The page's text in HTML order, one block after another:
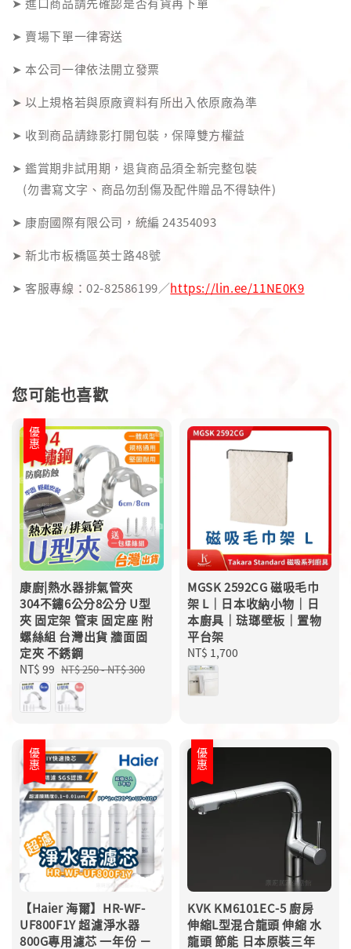
➤ 賣場下單一律寄送
➤ 本公司一律依法開立發票
➤ 以上規格若與原廠資料有所出入依原廠為準
➤ 收到商品請錄影打開包裝，保障雙方權益
➤ 鑑賞期非試用期，退貨商品須全新完整包裝
(勿書寫文字、商品勿刮傷及配件贈品不得缺件)
➤ 康廚國際有限公司，統編 24354093
➤ 新北市板橋區英士路48號
➤ 客服專線：02-82586199／https://lin.ee/11NE0K9
您可能也喜歡
優惠
康廚|熱水器排氣管夾
304不鏽6公分8公分 U型
夾 固定架 管束 固定座 附
螺絲組 台灣出貨 牆面固
定夾 不銹鋼
Sale
price
NT$ 99 Regular
price
NT$ 250-NT$ 300
MGSK 2592CG 磁吸毛巾
架 L｜日本收納小物｜日
本廚具｜琺瑯壁板｜置物
平台架
Regular
price
NT$ 1,700
優惠
【Haier 海爾】HR-WF-
UF800F1Y 超濾淨水器
800G專用濾芯 一年份 －
優惠
KVK KM6101EC-5 廚房
伸縮L型混合龍頭 伸縮 水
龍頭 節能 日本原裝三年